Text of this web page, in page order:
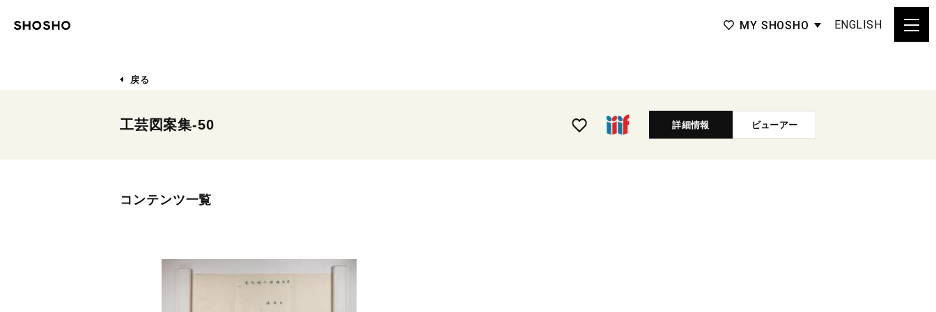
MY SHOSHO ENGLISH
戻る
工芸図案集-50 詳細情報 ビューアー
コンテンツ一覧